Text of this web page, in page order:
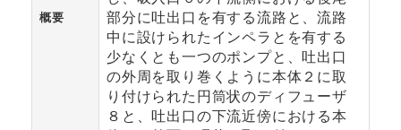
概要
部分に吐出口を有する流路と、流路
中に設けられたインペラとを有する
少なくとも一つのポンプと、吐出口
の外周を取り巻くように本体２に取
り付けられた円筒状のディフューザ
８と、吐出口の下流近傍における本